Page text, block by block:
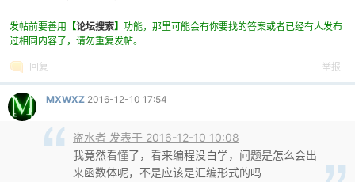
发帖前要善用 【论坛搜索】 功能，那里可能会有你要找的答案或者已经有人发布
过相同内容了，请勿重复发帖。
回复 举报
MXWXZ 2016-12-10 17:54
盗水者 发表于 2016-12-10 10:08
我竟然看懂了，看来编程没白学，问题是怎么会出
来函数体呢，不是应该是汇编形式的吗